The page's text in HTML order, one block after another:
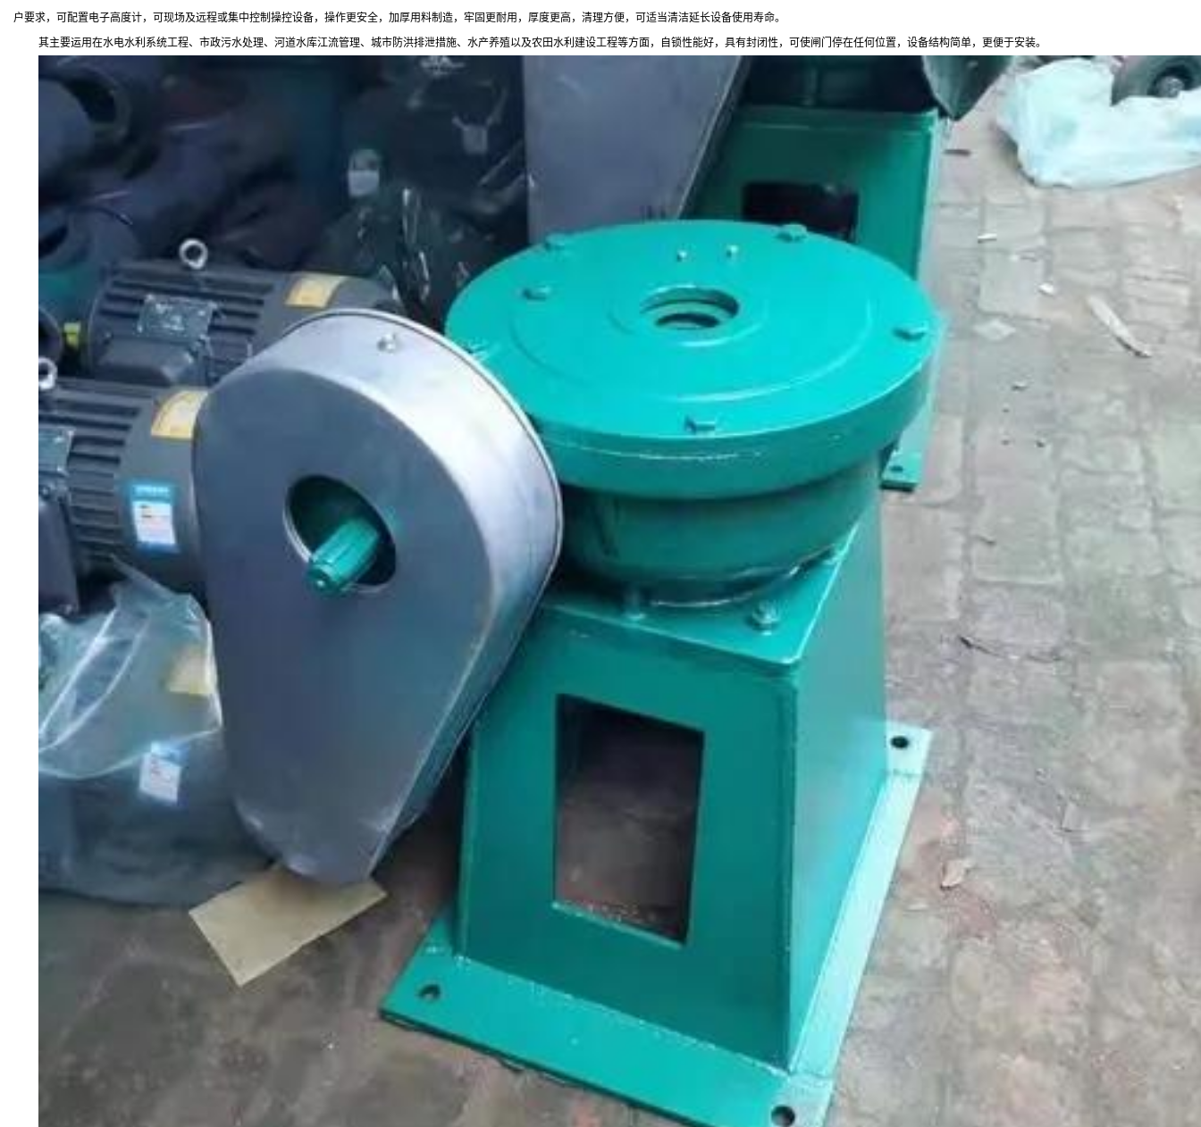
户要求，可配置电子高度计，可现场及远程或集中控制操控设备，操作更安全，加厚用料制造，牢固更耐用，厚度更高，清理方便，可适当清洁延长设备使用寿命。
其主要运用在水电水利系统工程、市政污水处理、河道水库江流管理、城市防洪排泄措施、水产养殖以及农田水利建设工程等方面，自锁性能好，具有封闭性，可使闸门停在任何位置，设备结构简单，更便于安装。